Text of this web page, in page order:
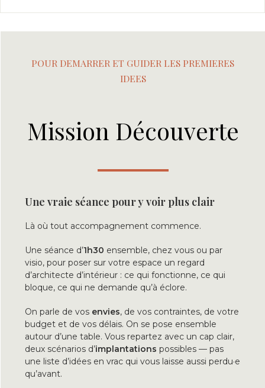
POUR DEMARRER ET GUIDER LES PREMIERES
IDEES
Mission Découverte
Une vraie séance pour y voir plus clair
Là où tout accompagnement commence.
Une séance d’1h30 ensemble, chez vous ou par
visio, pour poser sur votre espace un regard
d’architecte d’intérieur : ce qui fonctionne, ce qui
bloque, ce qui ne demande qu’à éclore.
On parle de vos envies, de vos contraintes, de votre
budget et de vos délais. On se pose ensemble
autour d’une table. Vous repartez avec un cap clair,
deux scénarios d’implantations possibles — pas
une liste d’idées en vrac qui vous laisse aussi perdu·e
qu’avant.